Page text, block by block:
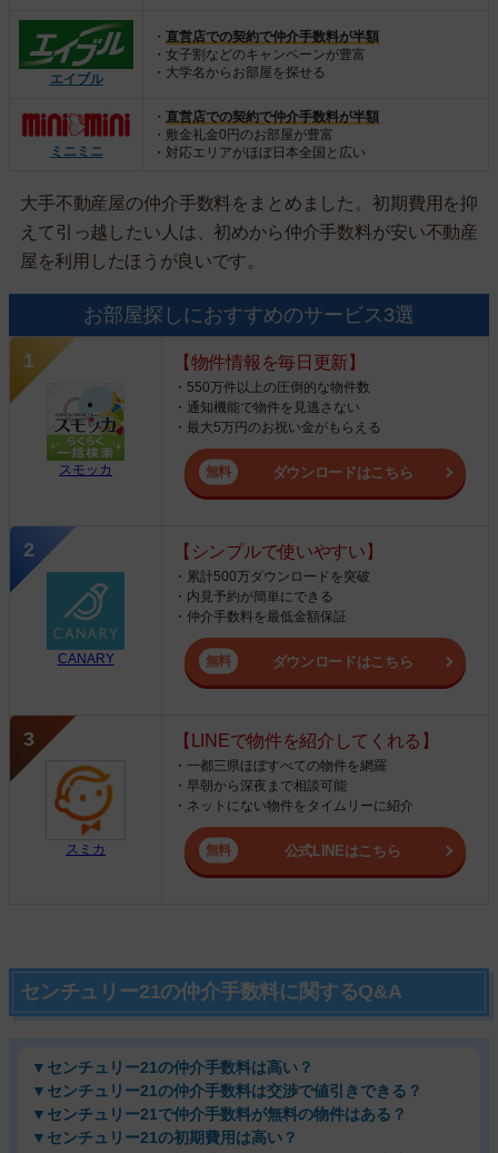
エイブル
・ 直営店での契約で仲介手数料が半額
・女子割などのキャンペーンが豊富
・大学名からお部屋を探せる
ミニミニ
・ 直営店での契約で仲介手数料が半額
・敷金礼金0円のお部屋が豊富
・対応エリアがほぼ日本全国と広い
大手不動産屋の仲介手数料をまとめました。初期費用を抑
えて引っ越したい人は、初めから仲介手数料が安い不動産
屋を利用したほうが良いです。
お部屋探しにおすすめのサービス3選
スモッカ
【物件情報を毎日更新】
・550万件以上の圧倒的な物件数
・通知機能で物件を見逃さない
・最大5万円のお祝い金がもらえる
ダウンロードはこちら
CANARY
【シンプルで使いやすい】
・累計500万ダウンロードを突破
・内見予約が簡単にできる
・仲介手数料を最低金額保証
ダウンロードはこちら
スミカ
【LINEで物件を紹介してくれる】
・一都三県ほぼすべての物件を網羅
・早朝から深夜まで相談可能
・ネットにない物件をタイムリーに紹介
公式LINEはこちら
センチュリー21の仲介手数料に関するQ&A
▼センチュリー21の仲介手数料は高い？
▼センチュリー21の仲介手数料は交渉で値引きできる？
▼センチュリー21で仲介手数料が無料の物件はある？
▼センチュリー21の初期費用は高い？